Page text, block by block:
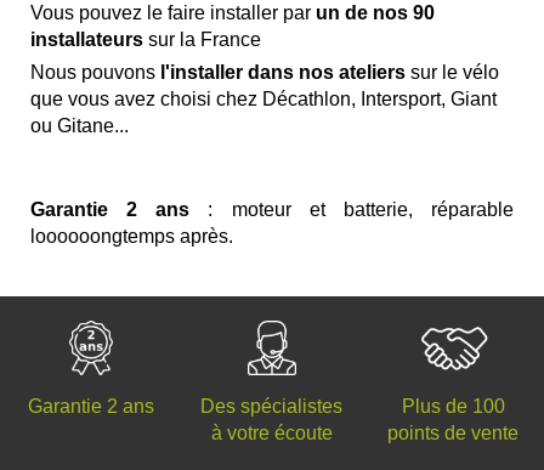
Vous pouvez le faire installer par un de nos 90
installateurs sur la France
Nous pouvons l'installer dans nos ateliers sur le vélo
que vous avez choisi chez Décathlon, Intersport, Giant
ou Gitane...
Garantie 2 ans : moteur et batterie, réparable
loooooongtemps après.
Garantie 2 ans
Des spécialistes
à votre écoute
Plus de 100
points de vente